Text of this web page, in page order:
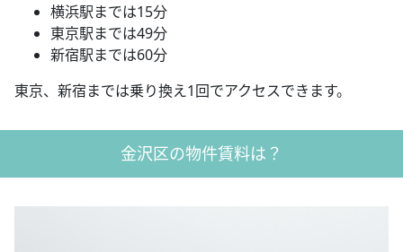
横浜駅までは15分
東京駅までは49分
新宿駅までは60分
東京、新宿までは乗り換え1回でアクセスできます。
金沢区の物件賃料は？